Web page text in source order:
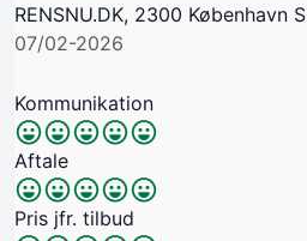
RENSNU.DK, 2300 København S
07/02-2026
Kommunikation
Aftale
Pris jfr. tilbud